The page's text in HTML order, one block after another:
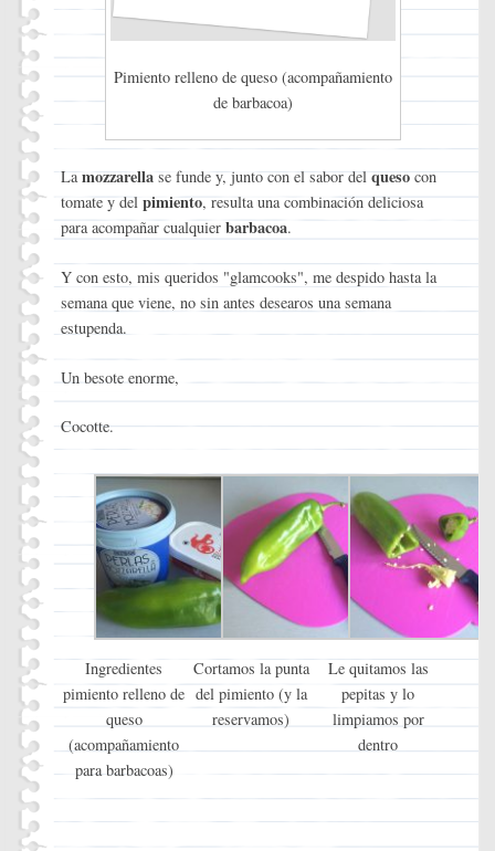
Pimiento relleno de queso (acompañamiento
de barbacoa)
Lamozzarella se funde y, junto con el sabor del quesocon
tomate y delpimiento, resulta una combinación deliciosa
para acompañar cualquier barbacoa.
Y con esto, mis queridos "glamcooks", me despido hasta la
semana que viene, no sin antes desearos una semana
estupenda.
Un besote enorme,
Cocotte.
Ingredientes
pimiento relleno de
queso
(acompañamiento
para barbacoas)
Cortamos la punta
del pimiento (y la
reservamos)
Le quitamos las
pepitas y lo
limpiamos por
dentro